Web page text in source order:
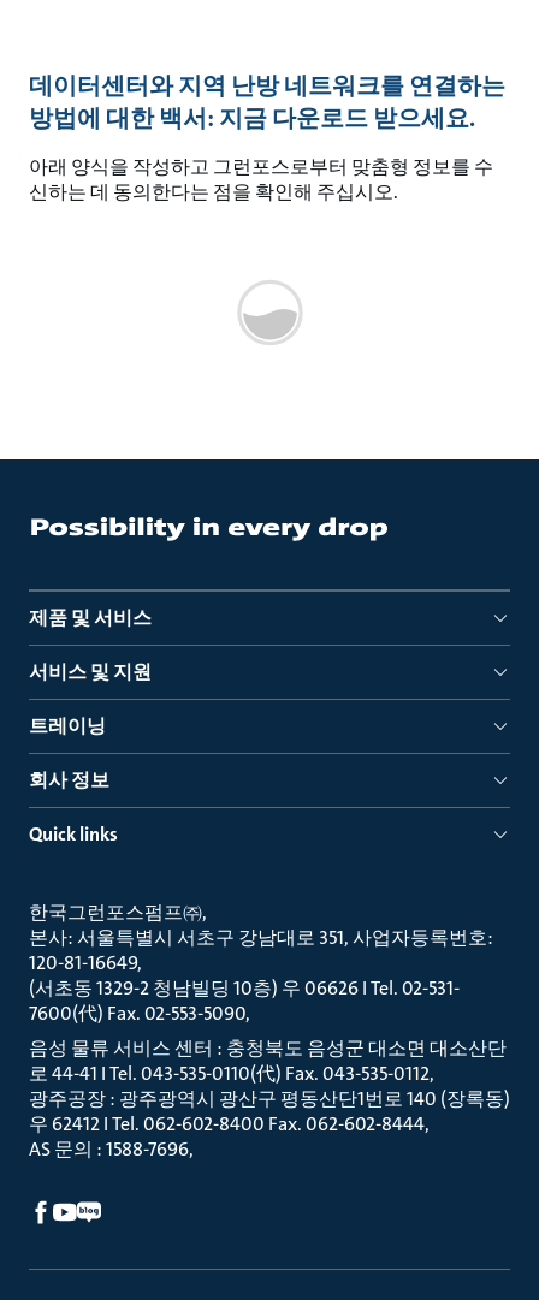
데이터센터와 지역 난방 네트워크를 연결하는
방법에 대한 백서: 지금 다운로드 받으세요.
아래 양식을 작성하고 그런포스로부터 맞춤형 정보를 수
신하는 데 동의한다는 점을 확인해 주십시오.
제품 및 서비스
서비스 및 지원
트레이닝
회사 정보
Quick links
한국그런포스펌프㈜
본사: 서울특별시 서초구 강남대로 351, 사업자등록번호:
120-81-16649
(서초동 1329-2 청남빌딩 10층) 우 06626 I Tel. 02-531-
7600(代) Fax. 02-553-5090
음성 물류 서비스 센터 : 충청북도 음성군 대소면 대소산단
로 44-41 I Tel. 043-535-0110(代) Fax. 043-535-0112
광주공장 : 광주광역시 광산구 평동산단1번로 140 (장록동)
우 62412 I Tel. 062-602-8400 Fax. 062-602-8444
AS 문의 : 1588-7696